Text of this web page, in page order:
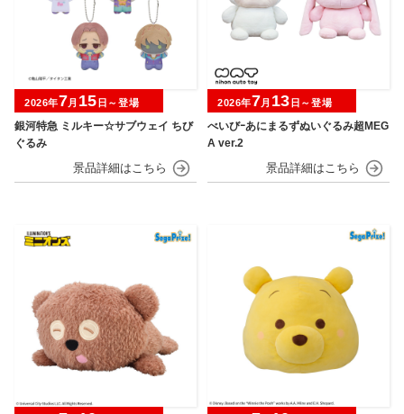
銀河特急 ミルキー☆サブウェイ ちび
ぐるみ
2026年7月 15 日～登場
べいびｰあにまるずぬいぐるみ超MEG
A ver.2
2026年7月 13 日～登場